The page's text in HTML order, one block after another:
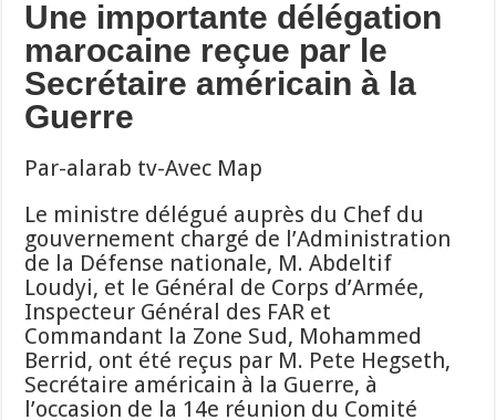
Une importante délégation
marocaine reçue par le
Secrétaire américain à la
Guerre
Par-alarab tv-Avec Map
Le ministre délégué auprès du Chef du
gouvernement chargé de l’Administration
de la Défense nationale, M. Abdeltif
Loudyi, et le Général de Corps d’Armée,
Inspecteur Général des FAR et
Commandant la Zone Sud, Mohammed
Berrid, ont été reçus par M. Pete Hegseth,
Secrétaire américain à la Guerre, à
l’occasion de la 14e réunion du Comité